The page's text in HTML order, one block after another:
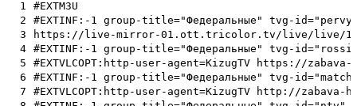
1
#EXTM3U
2
#EXTINF:-1 group-title="Федеральные" tvg-
3
https://live-mirror-01.ott.tricolor.tv/live/live/1TV_hd/
4 #EXTINF:-1 group-title="Федеральные" tvg-
5
#EXTVLCOPT:http-user-agent=KizugTV https://
6
#EXTINF:-1 group-title="Федеральные" tvg-
7
#EXTVLCOPT:http-user-agent=KizugTV http://